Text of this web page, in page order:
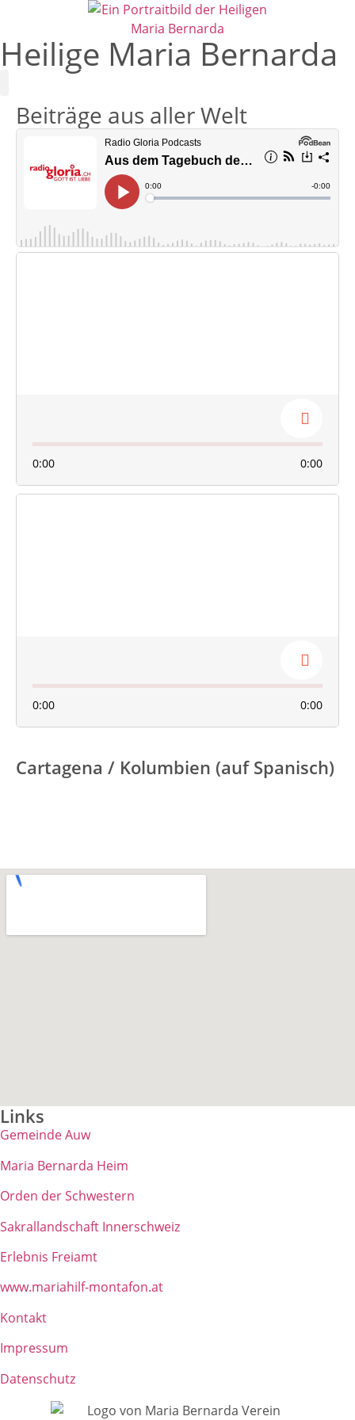
Heilige Maria Bernarda
Beiträge aus aller Welt
0:00 0:00
0:00 0:00
Cartagena / Kolumbien (auf Spanisch)
Links
Gemeinde Auw
Maria Bernarda Heim
Orden der Schwestern
Sakrallandschaft Innerschweiz
Erlebnis Freiamt
www.mariahilf-montafon.at
Kontakt
Impressum
Datenschutz